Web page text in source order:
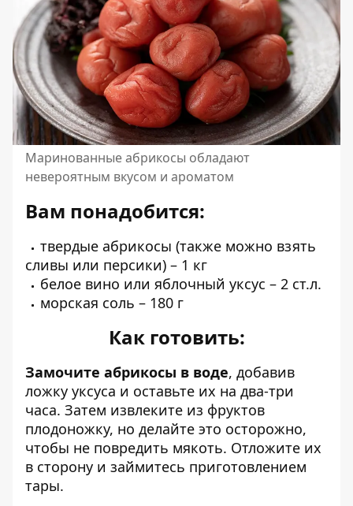
Маринованные абрикосы обладают
невероятным вкусом и ароматом
Вам понадобится:
твердые абрикосы (также можно взять
сливы или персики) – 1 кг
белое вино или яблочный уксус – 2 ст.л.
морская соль – 180 г
Как готовить:
Замочите абрикосы в воде, добавив
ложку уксуса и оставьте их на два-три
часа. Затем извлеките из фруктов
плодоножку, но делайте это осторожно,
чтобы не повредить мякоть. Отложите их
в сторону и займитесь приготовлением
тары.